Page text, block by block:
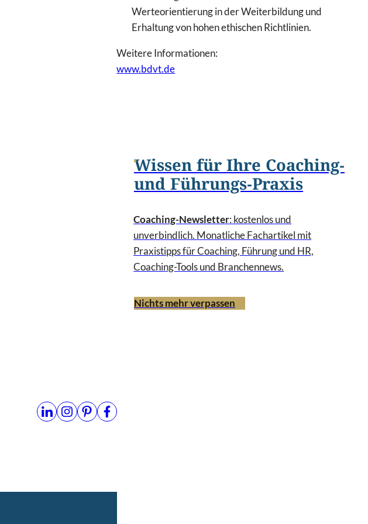
Werteorientierung in der Weiterbildung und
Erhaltung von hohen ethischen Richtlinien.
Weitere Informationen:
www.bdvt.de
Wissen für Ihre Coaching-
und Führungs-Praxis
Coaching-Newsletter: kostenlos und
unverbindlich. Monatliche Fachartikel mit
Praxistipps für Coaching, Führung und HR,
Coaching-Tools und Branchennews.
Nichts mehr verpassen